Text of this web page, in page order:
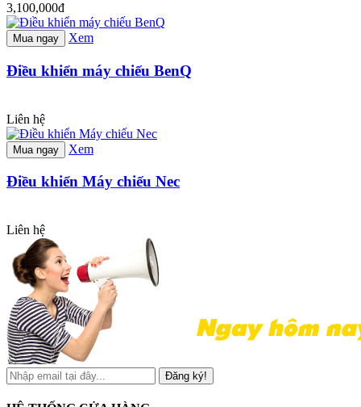
3,100,000đ
Mua ngay Xem
Điều khiển máy chiếu BenQ
Liên hệ
Mua ngay Xem
Điều khiển Máy chiếu Nec
Liên hệ
Đăng ký!